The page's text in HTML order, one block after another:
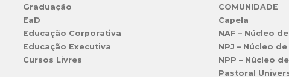
Graduação
EaD
Educação Corporativa
Educação Executiva
Cursos Livres
COMUNIDADE
Capela
NAF – Núcleo
NPJ – Núcleo
NPP – Núcleo
Pastoral